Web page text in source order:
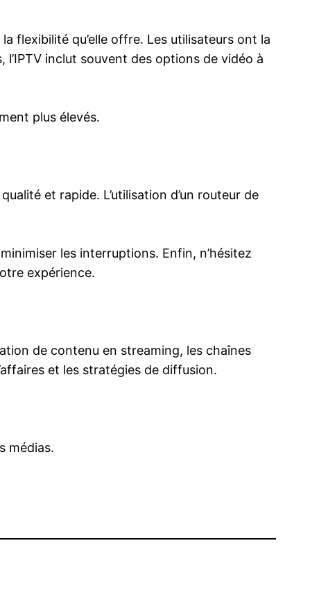
flexibilité qu’elle offre. Les utilisateurs ont la
inclut souvent des options de vidéo à
plus élevés.
et rapide. L’utilisation d’un routeur de
les interruptions. Enfin, n’hésitez
expérience.
de contenu en streaming, les chaînes
et les stratégies de diffusion.
médias.